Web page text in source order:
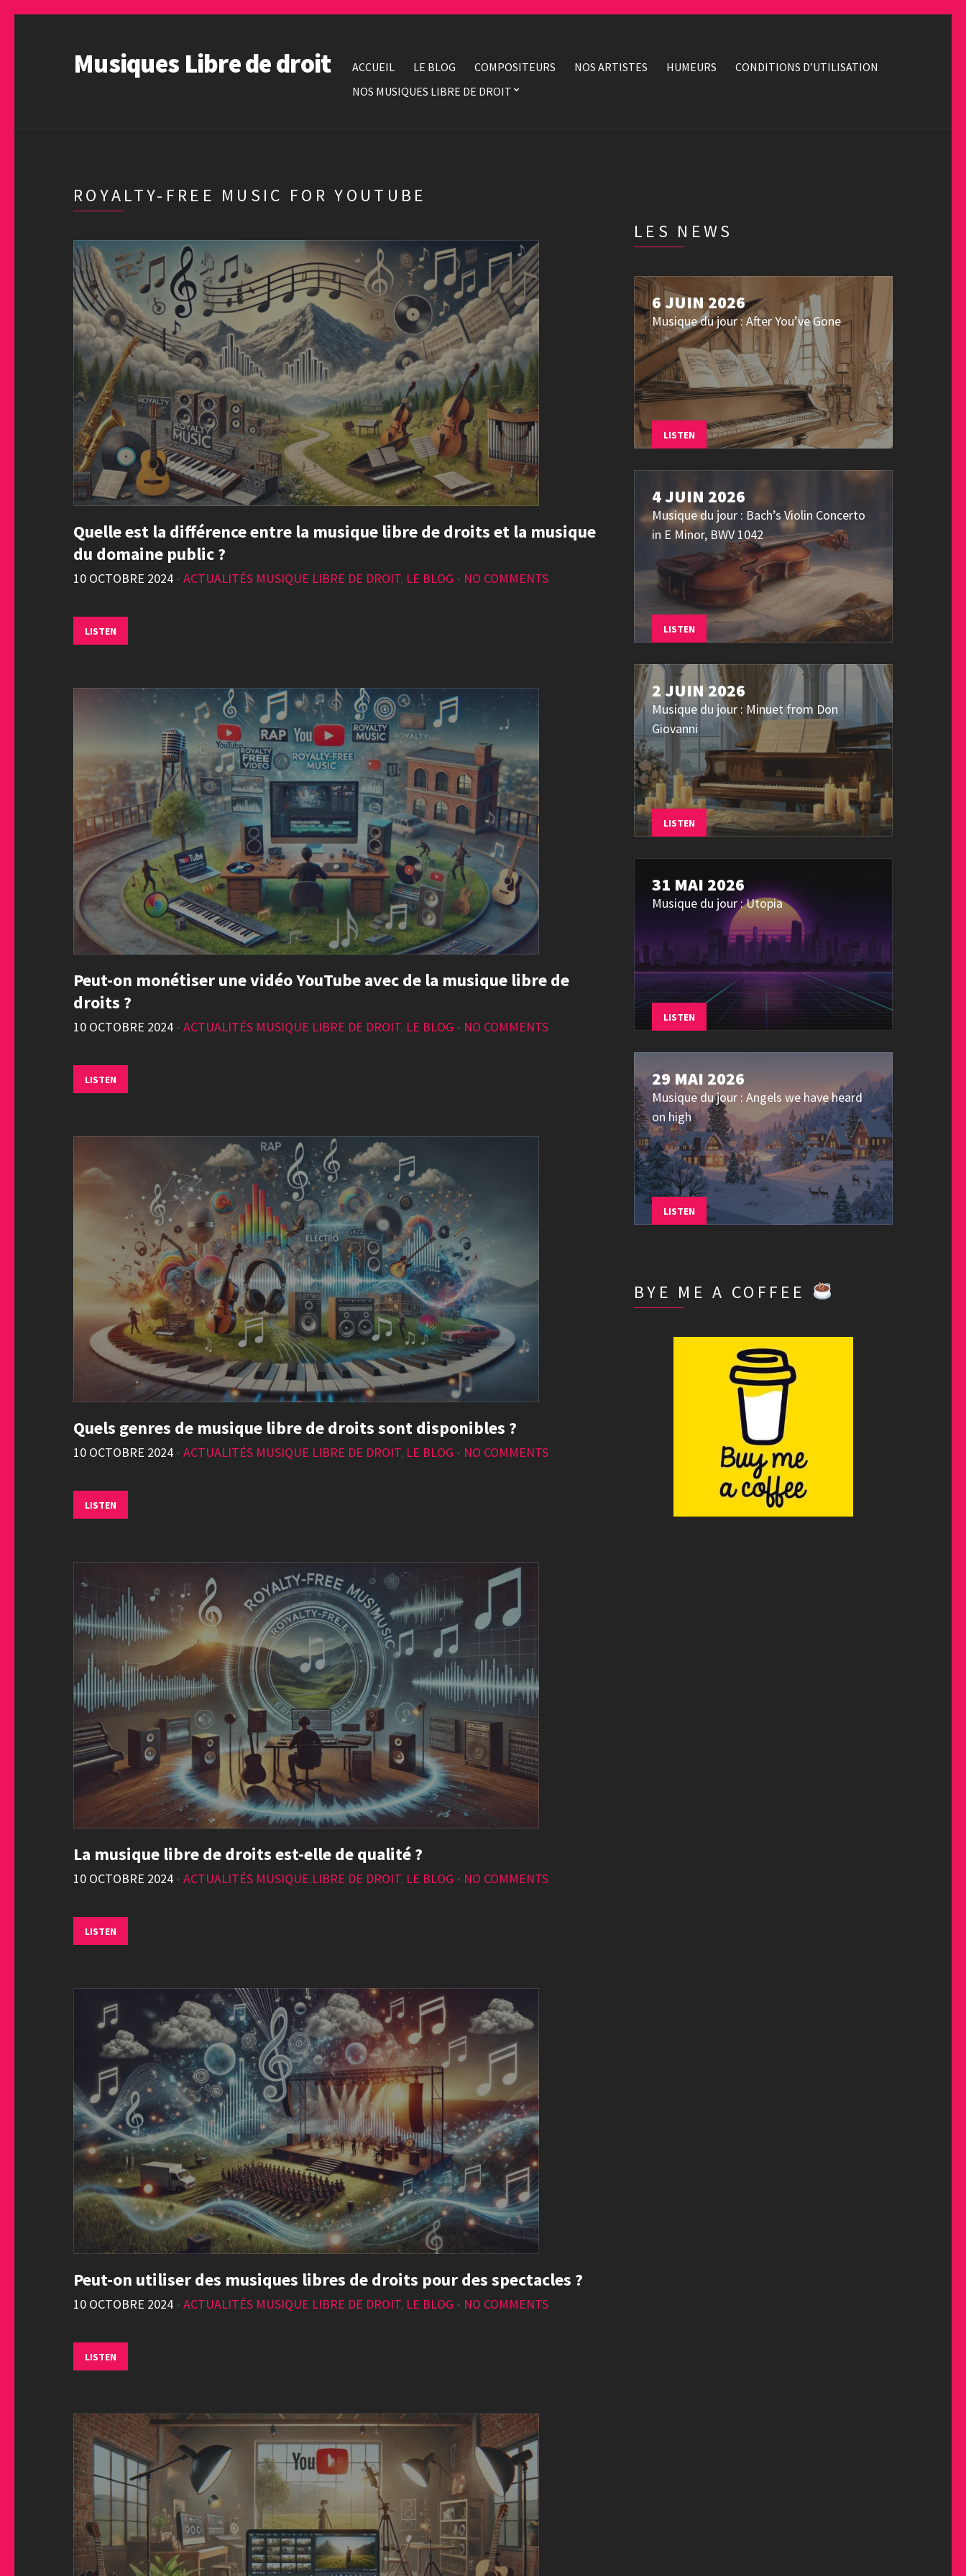
Musiques Libre de droit ACCUEIL LE BLOG COMPOSITEURS NOS ARTISTES HUMEURS
CONDITIONS D’UTILISATION
NOS MUSIQUES LIBRE DE DROIT
ROYALTY-FREE MUSIC FOR YOUTUBE
Quelle est la différence entre la musique libre de droits et la musique
du domaine public ?
10 OCTOBRE 2024 • ACTUALITÉS MUSIQUE LIBRE DE DROIT, LE BLOG • NO COMMENTS
LISTEN
Peut-on monétiser une vidéo YouTube avec de la musique libre de
droits ?
10 OCTOBRE 2024 • ACTUALITÉS MUSIQUE LIBRE DE DROIT, LE BLOG • NO COMMENTS
LISTEN
Quels genres de musique libre de droits sont disponibles ?
10 OCTOBRE 2024 • ACTUALITÉS MUSIQUE LIBRE DE DROIT, LE BLOG • NO COMMENTS
LISTEN
La musique libre de droits est-elle de qualité ?
10 OCTOBRE 2024 • ACTUALITÉS MUSIQUE LIBRE DE DROIT, LE BLOG • NO COMMENTS
LISTEN
Peut-on utiliser des musiques libres de droits pour des spectacles ?
10 OCTOBRE 2024 • ACTUALITÉS MUSIQUE LIBRE DE DROIT, LE BLOG • NO COMMENTS
LISTEN
LES NEWS
6 JUIN 2026
Musique du jour : After You’ve Gone
LISTEN
4 JUIN 2026
Musique du jour : Bach’s Violin Concerto
in E Minor, BWV 1042
LISTEN
2 JUIN 2026
Musique du jour : Minuet from Don
Giovanni
LISTEN
31 MAI 2026
Musique du jour : Utopia
LISTEN
29 MAI 2026
Musique du jour : Angels we have heard
on high
LISTEN
BYE ME A COFFEE